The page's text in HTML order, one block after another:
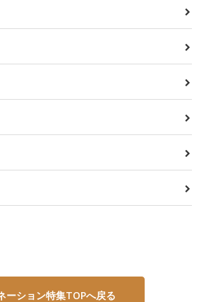
ーション特集TOPへ戻る